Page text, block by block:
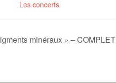
Les concerts
minéraux » – COMPLET